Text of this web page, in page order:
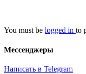
You must be logged in to
Мессенджеры
Написать в Telegram